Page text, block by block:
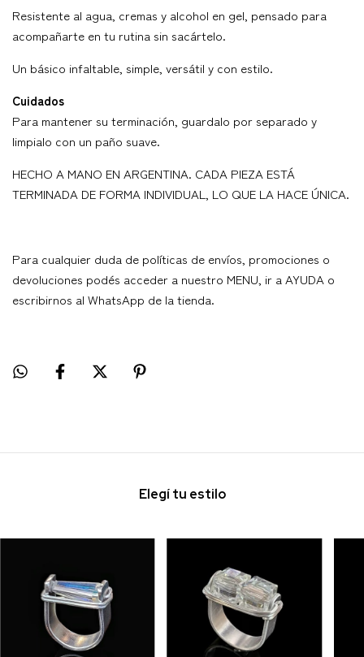
Resistente al agua, cremas y alcohol en gel, pensado para
acompañarte en tu rutina sin sacártelo.
Un básico infaltable, simple, versátil y con estilo.
Cuidados
Para mantener su terminación, guardalo por separado y
limpialo con un paño suave.
HECHO A MANO EN ARGENTINA. CADA PIEZA ESTÁ
TERMINADA DE FORMA INDIVIDUAL, LO QUE LA HACE ÚNICA.
Para cualquier duda de políticas de envíos, promociones o
devoluciones podés acceder a nuestro MENU, ir a AYUDA o
escribirnos al WhatsApp de la tienda.
Elegí tu estilo